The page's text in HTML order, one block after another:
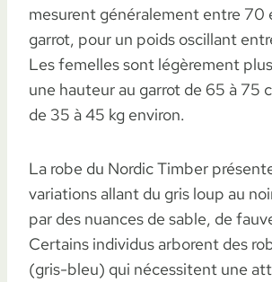
mesurent généralement entre 70
garrot, pour un poids oscillant
Les femelles sont légèrement
une hauteur au garrot de 65 à 75
de 35 à 45 kg environ.
La robe du Nordic Timber
variations allant du gris loup au
par des nuances de sable, de
Certains individus arborent des
(gris-bleu) qui nécessitent une